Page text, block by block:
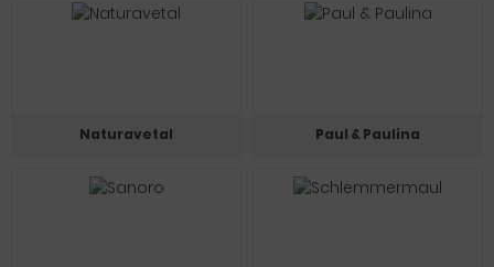
Naturavetal Paul & Paulina